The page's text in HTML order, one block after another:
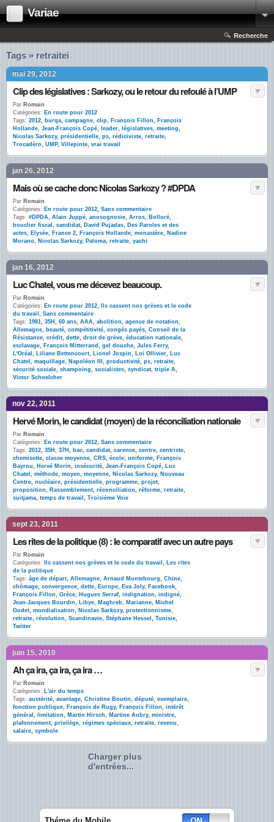
Variae
Recherche
Tags » retraitei
mai 29, 2012
Clip des législatives : Sarkozy, ou le retour du refoulé à l’UMP
Par Romain
Catégories: En route pour 2012
Tags: 2012, burqa, campagne, clip, François Fillon, François
Hollande, Jean-François Copé, leader, législatives, meeting,
Nicolas Sarkozy, présidentielle, ps, rédiciviste, retraite,
Trocadéro, UMP, Villepinte, vrai travail
jan 26, 2012
Mais où se cache donc Nicolas Sarkozy ? #DPDA
Par Romain
Catégories: En route pour 2012, Sans commentaire
Tags: #DPDA, Alain Juppé, anosognosie, Arros, Bolloré,
bouclier fiscal , candidat, David Pujadas, Des Paroles et des
actes, Elysée, France 2, François Hollande, monastère, Nadine
Morano, Nicolas Sarkozy, Paloma, retraite, yacht
jan 16, 2012
Luc Chatel, vous me décevez beaucoup.
Par Romain
Catégories: En route pour 2012,
Ils cassent nos grèves et le code
du travail , Sans commentaire
Tags: 1981, 35H , 60 ans, AAA, abolition, agence de notation,
Allemagne, beauté, compétitivité, congés payés, Conseil de la
Résistance, crédit, dette, droit de grève, éducation nationale,
esclavage, François Mitterrand , gel douche, Jules Ferry,
L'Oréal , Liliane Bettencourt, Lionel Jospin, Loi Ollivier, Luc
Chatel , maquillage, Napoléon III , productivité, ps, retraite,
sécurité sociale, shampoing, socialistes, syndicat, triple A,
Victor Schoelcher
nov 22, 2011
Hervé Morin, le candidat (moyen) de la réconciliation nationale
Par Romain
Catégories: En route pour 2012, Sans commentaire
Tags: 2012, 35H , 37H , bac, candidat, carence, centre, centriste,
chemisette, classe moyenne, CRS, école; uniforme, François
Bayrou, Hervé Morin, insécurité, Jean-François Copé, Luc
Chatel , méthode, moyen, moyenne, Nicolas Sarkozy, Nouveau
Centre, nucléaire, présidentielle, programme, projet,
proposition, Rassemblement, réconciliation, réforme, retraite,
suitjama, temps de travail , Troisième Voie
sept 23, 2011
Les rites de la politique (8) : le comparatif avec un autre pays
Par Romain
Catégories:
Ils cassent nos grèves et le code du travail , Les rites
de la politique
Tags: âge de départ, Allemagne, Arnaud Montebourg, Chine,
chômage, convergence, dette, Europe, Eva Joly, Facebook,
François Fillon, Grèce, Hugues Serraf, indignation, indigné,
Jean-Jacques Bourdin, Libye, Maghreb, Marianne, Michel
Godet, mondialisation, Nicolas Sarkozy, protectionnisme,
retraite, révolution, Scandinavie, Stéphane Hessel , Tunisie,
Twitter
juin 15, 2010
Ah ça ira, ça ira, ça ira …
Par Romain
Catégories: L'air du temps
Tags: austérité, avantage, Christine Boutin, député, exemplaire,
fonction publique, François de Rugy, François Fillon, intérêt
général , limitation, Martin Hirsch, Martine Aubry, ministre,
plafonnement, privilège, régimes spéciaux, retraite, revenu,
salaire, symbole
Charger plus
d'entrées...